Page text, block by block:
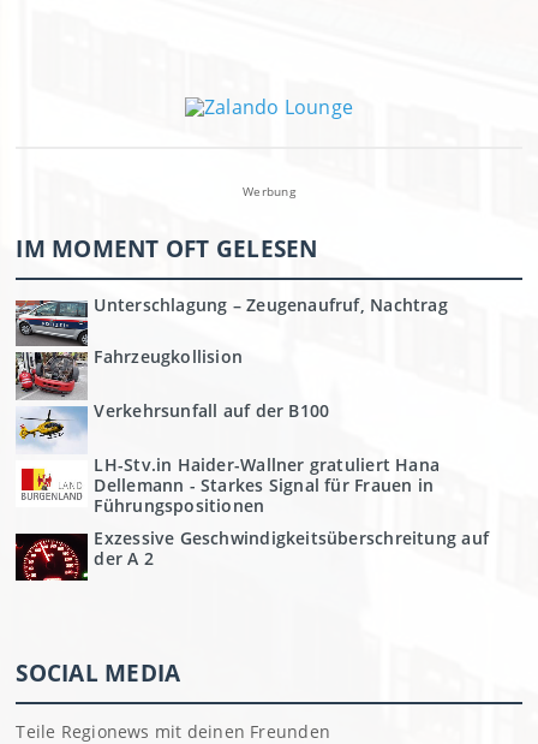
Werbung
IM MOMENT OFT GELESEN
Unterschlagung – Zeugenaufruf, Nachtrag
Fahrzeugkollision
Verkehrsunfall auf der B100
LH-Stv.in Haider-Wallner gratuliert Hana
Dellemann - Starkes Signal für Frauen in
Führungspositionen
Exzessive Geschwindigkeitsüberschreitung auf
der A 2
SOCIAL MEDIA
Teile Regionews mit deinen Freunden